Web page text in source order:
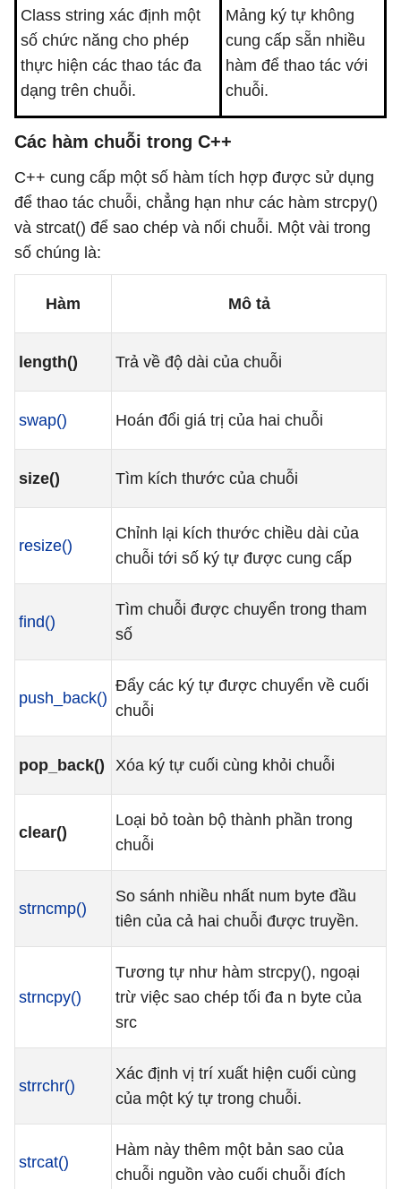
Class string xác định một
số chức năng cho phép
thực hiện các thao tác đa
dạng trên chuỗi.
Mảng ký tự không
cung cấp sẵn nhiều
hàm để thao tác với
chuỗi.
Các hàm chuỗi trong C++
C++ cung cấp một số hàm tích hợp được sử dụng
để thao tác chuỗi, chẳng hạn như các hàm strcpy()
và strcat() để sao chép và nối chuỗi. Một vài trong
số chúng là:
Hàm Mô tả
length() Trả về độ dài của chuỗi
swap() Hoán đổi giá trị của hai chuỗi
size() Tìm kích thước của chuỗi
resize()
Chỉnh lại kích thước chiều dài của
chuỗi tới số ký tự được cung cấp
find()
Tìm chuỗi được chuyển trong tham
số
push_back()
Đẩy các ký tự được chuyển về cuối
chuỗi
pop_back() Xóa ký tự cuối cùng khỏi chuỗi
clear()
Loại bỏ toàn bộ thành phần trong
chuỗi
strncmp()
So sánh nhiều nhất num byte đầu
tiên của cả hai chuỗi được truyền.
strncpy()
Tương tự như hàm strcpy(), ngoại
trừ việc sao chép tối đa n byte của
src
strrchr()
Xác định vị trí xuất hiện cuối cùng
của một ký tự trong chuỗi.
strcat()
Hàm này thêm một bản sao của
chuỗi nguồn vào cuối chuỗi đích